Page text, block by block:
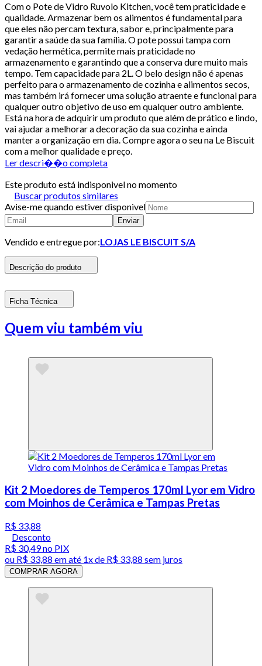
Com o Pote de Vidro Ruvolo Kitchen, você tem praticidade e
qualidade. Armazenar bem os alimentos é fundamental para
que eles não percam textura, sabor e, principalmente para
garantir a saúde da sua família. O pote possui tampa com
vedação hermética, permite mais praticidade no
armazenamento e garantindo que a conserva dure muito mais
tempo. Tem capacidade para 2L. O belo design não é apenas
perfeito para o armazenamento de cozinha e alimentos secos,
mas também irá fornecer uma solução atraente e funcional para
qualquer outro objetivo de uso em qualquer outro ambiente.
Está na hora de adquirir um produto que além de prático e lindo,
vai ajudar a melhorar a decoração da sua cozinha e ainda
manter a organização em dia. Compre agora o seu na Le Biscuit
com a melhor qualidade e preço.
Ler descri��o completa
Este produto está indisponivel no momento
Buscar produtos similares
Avise-me quando estiver disponivel
Enviar
Vendido e entregue por:LOJAS LE BISCUIT S/A
Descrição do produto
Ficha Técnica
Quem viu também viu
Kit 2 Moedores de Temperos 170ml Lyor em Vidro
com Moinhos de Cerâmica e Tampas Pretas
R$ 33,88
Desconto
R$ 30,49no PIX
ou R$ 33,88 em até 1x de R$ 33,88 sem juros
COMPRAR AGORA